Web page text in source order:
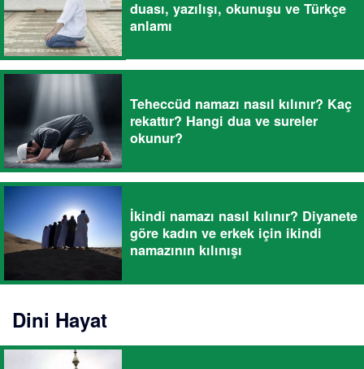
duası, yazılışı, okunuşu ve Türkçe
anlamı
Teheccüd namazı nasıl kılınır? Kaç
rekattır? Hangi dua ve sureler
okunur?
İkindi namazı nasıl kılınır? Diyanete
göre kadın ve erkek için ikindi
namazının kılınışı
Dini Hayat